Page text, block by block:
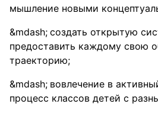
мышление новыми
создать открытую
предоставить каждому свою
траекторию;
вовлечение в
процесс классов детей с